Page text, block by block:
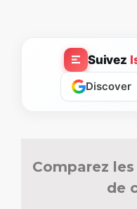
Suivez
Discover
Comparez
de